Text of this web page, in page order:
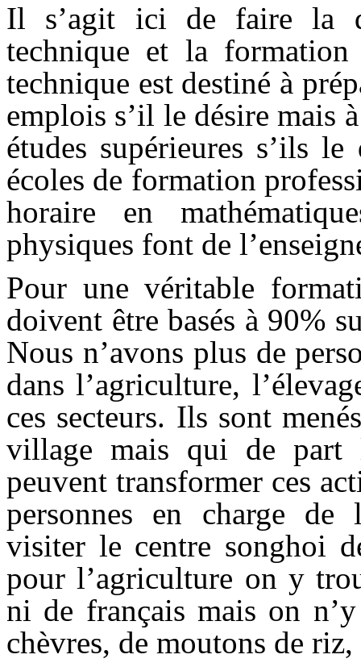
Il s’agit ici de faire la
technique et la formation
technique est destiné à
emplois s’il le désire mais
études supérieures s’ils
écoles de formation
horaire en
physiques font de
Pour une véritable
doivent être basés à 90%
Nous n’avons plus de
dans l’agriculture,
ces secteurs. Ils sont
village mais qui de part
peuvent transformer ces
personnes en charge de
visiter le centre songhoi
pour l’agriculture on y
ni de français mais on
chèvres, de moutons de